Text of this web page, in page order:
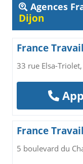
Agences
Dijon
France
33 rue Elsa-
France
5 boulevard du